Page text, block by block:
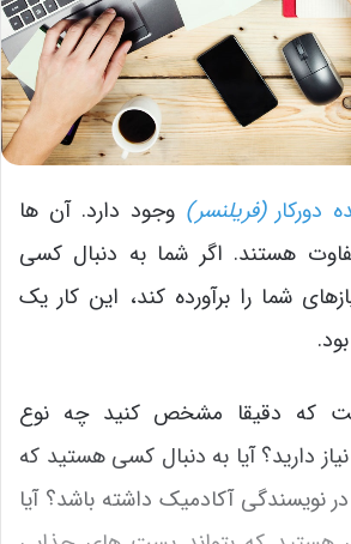
دورکار(فریلنسر) وجود دارد. آن ها
هستند. اگر شما به دنبال کسی
شما را برآورده کند، این کار یک
که دقیقا مشخص کنید چه نوع
دارید؟ آیا به دنبال کسی هستید که
آکادمیک داشته باشد؟ آیا